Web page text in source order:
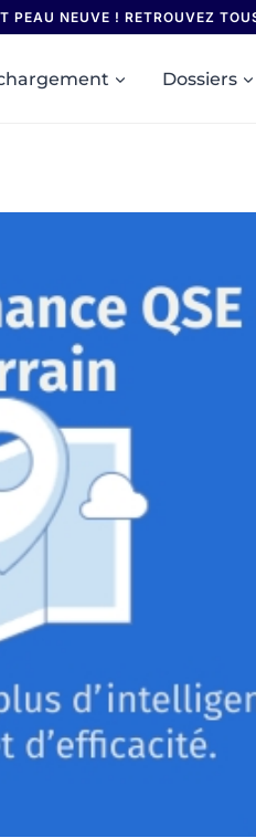
PEAU NEUVE ! RETROUVEZ
Dossiers